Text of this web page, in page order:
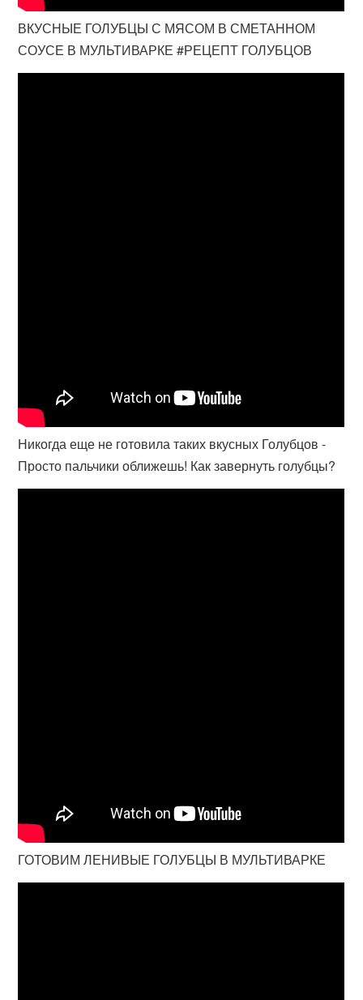
ВКУСНЫЕ ГОЛУБЦЫ С МЯСОМ В СМЕТАННОМ
СОУСЕ В МУЛЬТИВАРКЕ #РЕЦЕПТ ГОЛУБЦОВ
Никогда еще не готовила таких вкусных Голубцов -
Просто пальчики оближешь! Как завернуть голубцы?
ГОТОВИМ ЛЕНИВЫЕ ГОЛУБЦЫ В МУЛЬТИВАРКЕ